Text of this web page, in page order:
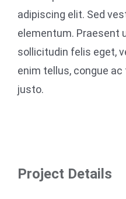
adipiscing elit. Sed
elementum. Praesent
sollicitudin felis eget,
enim tellus, congue
justo.
Project Details